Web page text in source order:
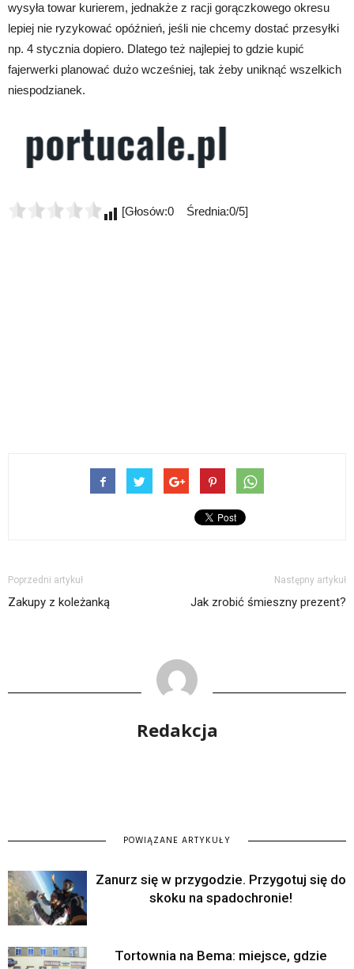
wysyła towar kurierem, jednakże z racji gorączkowego okresu
lepiej nie ryzykować opóźnień, jeśli nie chcemy dostać przesyłki
np. 4 stycznia dopiero. Dlatego też najlepiej to gdzie kupić
fajerwerki planować dużo wcześniej, tak żeby uniknąć wszelkich
niespodzianek.
[Głosów:0 Średnia:0/5]
Poprzedni artykuł
Zakupy z koleżanką
Następny artykuł
Jak zrobić śmieszny prezent?
Redakcja
POWIĄZANE ARTYKUŁY
Zanurz się w przygodzie. Przygotuj się do
skoku na spadochronie!
Tortownia na Bema: miejsce, gdzie